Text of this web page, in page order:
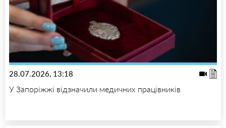
28.07.2026, 13:18
У Запоріжжі відзначили медичних працівників